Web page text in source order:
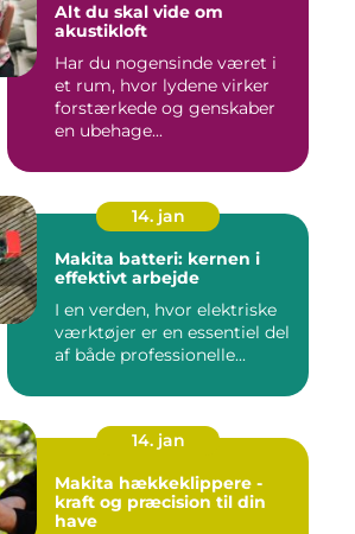
Alt du skal vide om
akustikloft
Har du nogensinde været i
et rum, hvor lydene virker
forstærkede og genskaber
en ubehage...
14. jan
Makita batteri: kernen i
effektivt arbejde
I en verden, hvor elektriske
værktøjer er en essentiel del
af både professionelle...
14. jan
Makita hækkeklippere -
kraft og præcision til din
have